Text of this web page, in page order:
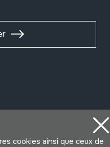
cookies ainsi que ceux de